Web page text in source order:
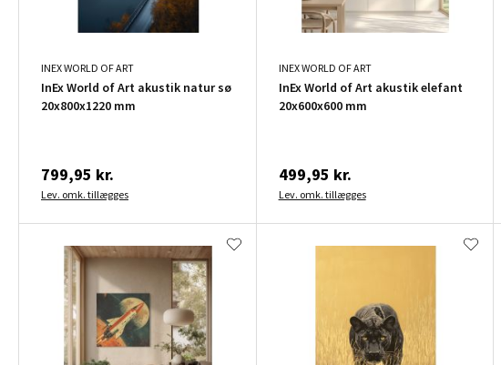
INEX WORLD OF ART
InEx World of Art akustik natur sø
20x800x1220 mm
799,95 kr.
Lev. omk. tillægges
INEX WORLD OF ART
InEx World of Art akustik elefant
20x600x600 mm
499,95 kr.
Lev. omk. tillægges